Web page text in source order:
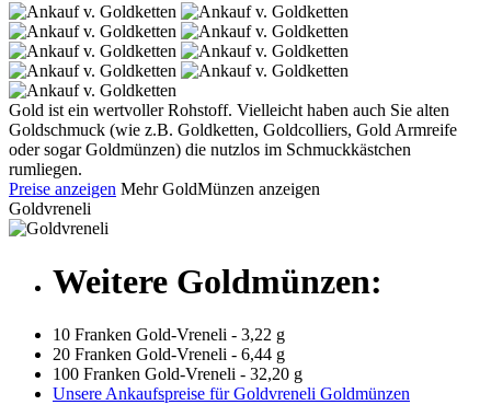
Gold ist ein wertvoller Rohstoff. Vielleicht haben auch Sie alten
Goldschmuck (wie z.B. Goldketten, Goldcolliers, Gold Armreife
oder sogar Goldmünzen) die nutzlos im Schmuckkästchen
rumliegen.
Preise anzeigen Mehr GoldMünzen anzeigen
Goldvreneli
Weitere Goldmünzen:
10 Franken Gold-Vreneli - 3,22 g
20 Franken Gold-Vreneli - 6,44 g
100 Franken Gold-Vreneli - 32,20 g
Unsere Ankaufspreise für Goldvreneli Goldmünzen